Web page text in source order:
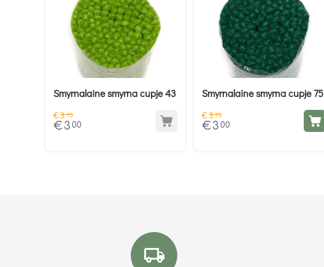
Smyrnalaine smyrna cupje 43
€3 75
€ 3 00
Smyrnalaine smyrna cupje 75
€3 75
€ 3 00